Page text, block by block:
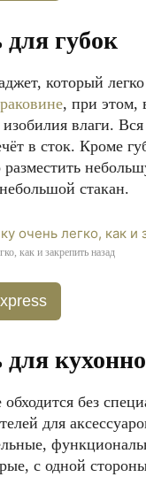
губок
который легко
, при этом,
влаги.
в сток. Кроме
стакан.
как и закрепить назад
без
для
с одной